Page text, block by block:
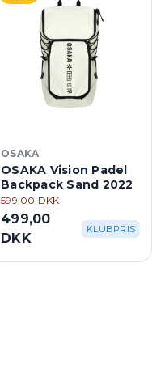
OSAKA
OSAKA Vision Padel
Backpack Sand 2022
599,00 DKK
499,00
DKK
KLUBPRIS